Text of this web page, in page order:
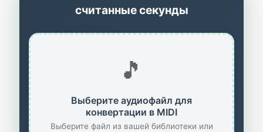
считанные секунды
🎵
Выберите аудиофайл для
конвертации в MIDI
Выберите файл из вашей библиотеки или